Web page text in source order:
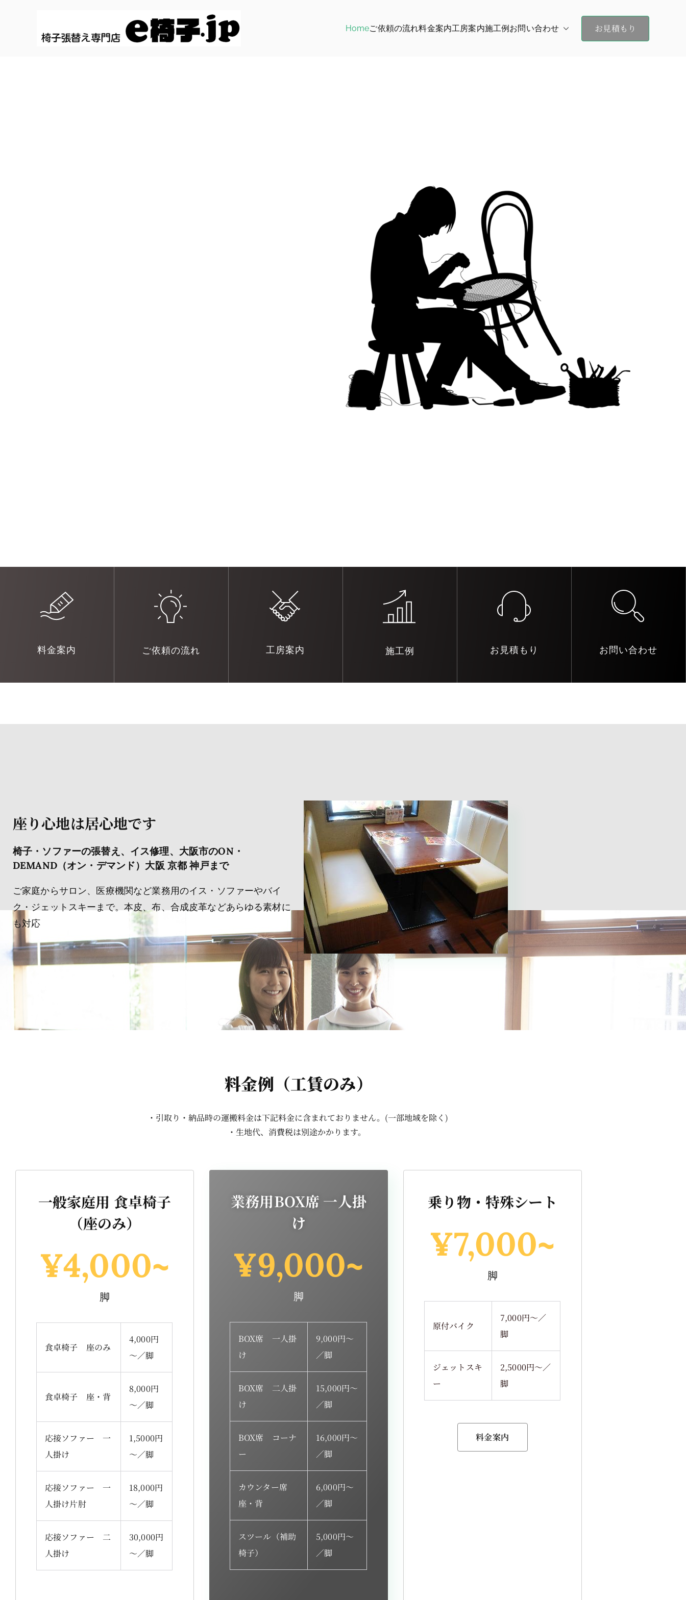
椅子張替え専門店│オン・デマンド
椅子・ソファーの張替え、イス修理、大阪市のON・DEMAND（オン・デマンド）大阪 京都 神戸まで
Homeご依頼の流れ料金案内工房案内施工例お問い合わせ お見積もり
料金案内 ご依頼の流れ 工房案内 施工例 お見積もり お問い合わせ
座り心地は居心地です
椅子・ソファーの張替え、イス修理、大阪市のON・
DEMAND（オン・デマンド）大阪 京都 神戸まで
ご家庭からサロン、医療機関など業務用のイス・ソファーやバイ
ク・ジェットスキーまで。本皮、布、合成皮革などあらゆる素材に
も対応
料金例（工賃のみ）
・引取り・納品時の運搬料金は下記料金に含まれておりません。(一部地域を除く)
・生地代、消費税は別途かかります。
一般家庭用 食卓椅子
（座のみ）
脚
¥4,000~
食卓椅子 座のみ
4,000円
～／脚
食卓椅子 座・背
8,000円
～／脚
応接ソファー 一
人掛け
1,5000円
～／脚
応接ソファー 一
人掛け片肘
18,000円
～／脚
応接ソファー 二
人掛け
30,000円
～／脚
業務用BOX席 一人掛
け
脚
¥9,000~
BOX席 一人掛
け
9,000円～
／脚
BOX席 二人掛
け
15,000円～
／脚
BOX席 コーナ
ー
16,000円～
／脚
カウンター席
座・背
6,000円～
／脚
スツール（補助
椅子）
5,000円～
／脚
乗り物・特殊シート
脚
¥7,000~
原付バイク
7,000円～／
脚
ジェットスキ
ー
2,5000円～／
脚
料金案内